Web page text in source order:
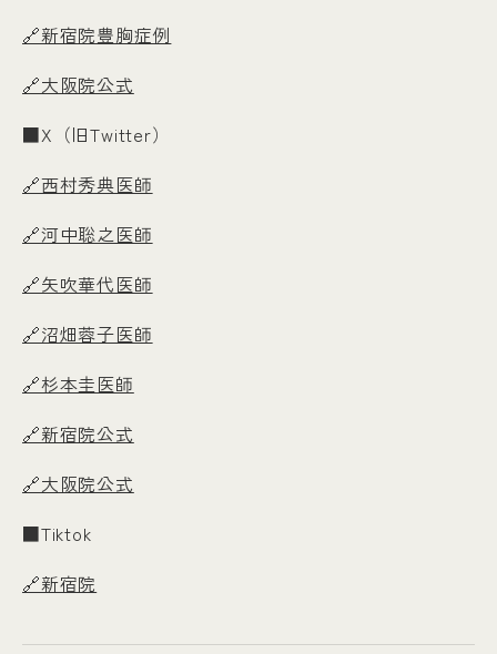
🔗新宿院豊胸症例
🔗大阪院公式
■X（旧Twitter）
🔗西村秀典医師
🔗河中聡之医師
🔗矢吹華代医師
🔗沼畑蓉子医師
🔗杉本圭医師
🔗新宿院公式
🔗大阪院公式
■Tiktok
🔗新宿院